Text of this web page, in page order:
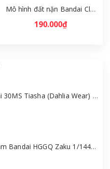
Mô hình đất nặn Bandai Clay Model Kit GREAT SWORD UNKO - Unkosul Days [GDB]
190.000₫
Mô hình Bandai 30MS Tiasha (Dahlia Wear) [Color B] [GDB] [30MS]
Mô hình Gundam Bandai HGGQ Zaku 1/144 – MSG GQuuuuuuX [GDB] [BHG]